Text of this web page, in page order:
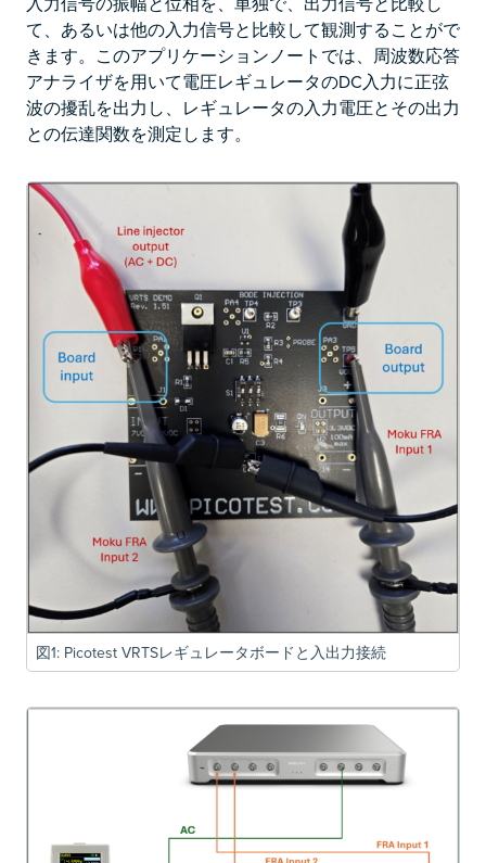
て、あるいは他の入力信号と比較して観測することがで
きます。このアプリケーションノートでは、周波数応答
アナライザを用いて電圧レギュレータのDC入力に正弦
波の擾乱を出力し、レギュレータの入力電圧とその出力
との伝達関数を測定します。
図1: Picotest VRTSレギュレータボードと入出力接続